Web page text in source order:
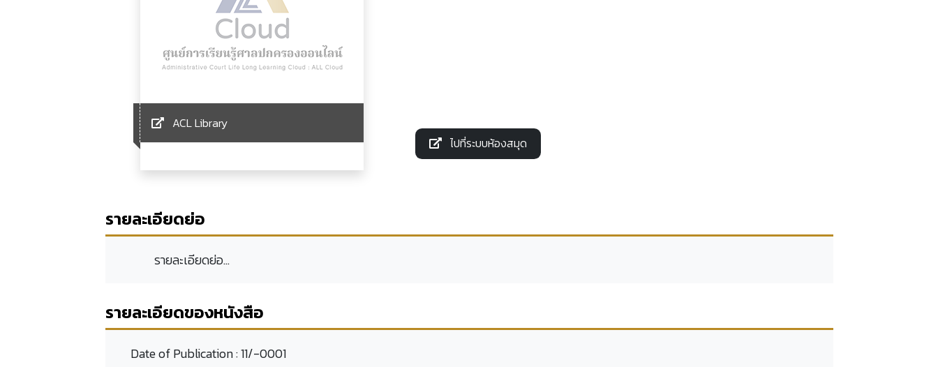
ACL Library
ไปที่ระบบห้องสมุด
รายละเอียดย่อ
รายละเอียดย่อ...
รายละเอียดของหนังสือ
Date of Publication :11/-0001